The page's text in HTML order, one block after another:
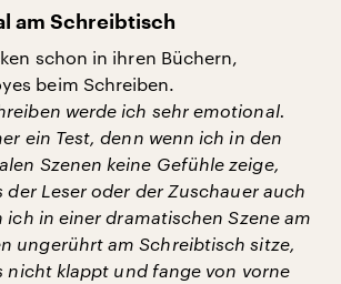
am Schreibtisch
schon in ihren Büchern,
beim Schreiben.
werde ich sehr emotional.
ein Test, denn wenn ich in den
Szenen keine Gefühle zeige,
der Leser oder der Zuschauer auch
ich in einer dramatischen Szene am
ungerührt am Schreibtisch sitze,
nicht klappt und fange von vorne